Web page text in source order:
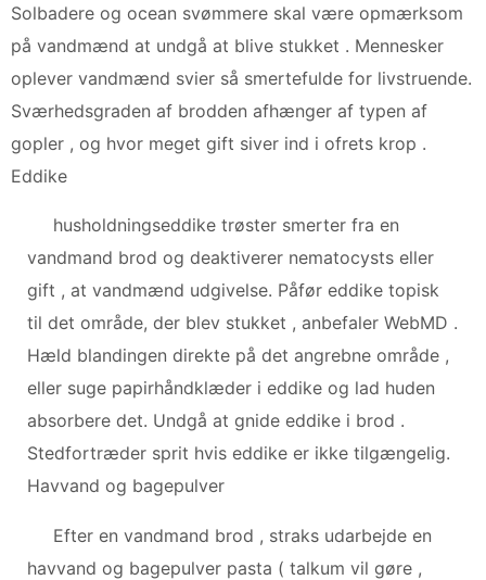
Solbadere og ocean svømmere skal være opmærksom
på vandmænd at undgå at blive stukket . Mennesker
oplever vandmænd svier så smertefulde for livstruende.
Sværhedsgraden af brodden afhænger af typen af
gopler , og hvor meget gift siver ind i ofrets krop .
Eddike
husholdningseddike trøster smerter fra en
vandmand brod og deaktiverer nematocysts eller
gift , at vandmænd udgivelse. Påfør eddike topisk
til det område, der blev stukket , anbefaler WebMD .
Hæld blandingen direkte på det angrebne område ,
eller suge papirhåndklæder i eddike og lad huden
absorbere det. Undgå at gnide eddike i brod .
Stedfortræder sprit hvis eddike er ikke tilgængelig.
Havvand og bagepulver
Efter en vandmand brod , straks udarbejde en
havvand og bagepulver pasta ( talkum vil gøre ,